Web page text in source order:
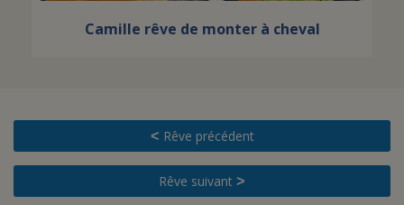
Camille rêve de monter à cheval
< Rêve précédent
Rêve suivant >